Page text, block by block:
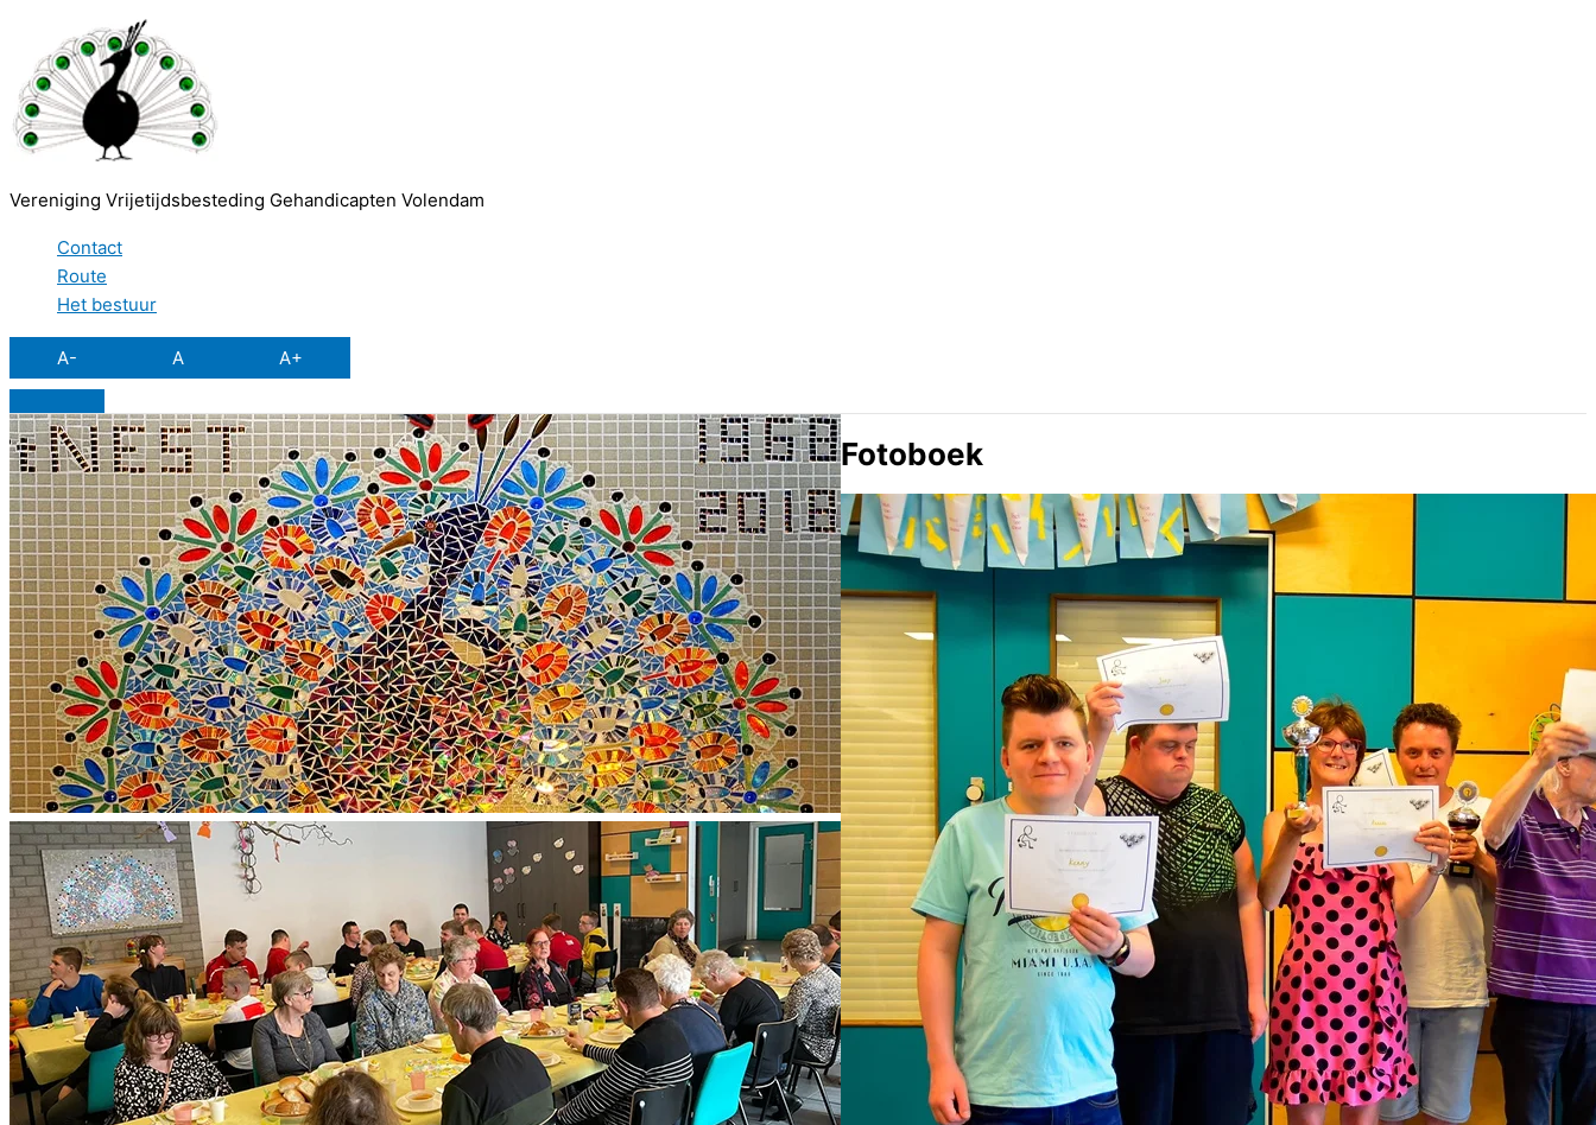
de
inhoud
Vereniging Vrijetijdsbesteding Gehandicapten Volendam
Contact
Route
Het bestuur
A- A A+
Fotoboek